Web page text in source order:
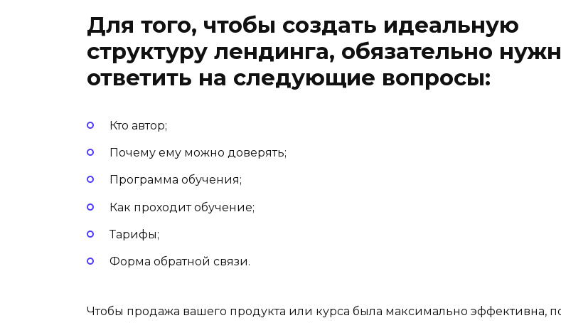
Для того, чтобы создать идеальную
структуру лендинга, обязательно
ответить на следующие вопросы:
Кто автор;
Почему ему можно доверять;
Программа обучения;
Как проходит обучение;
Тарифы;
Форма обратной связи.
Чтобы продажа вашего продукта или курса была максимально эффективна,